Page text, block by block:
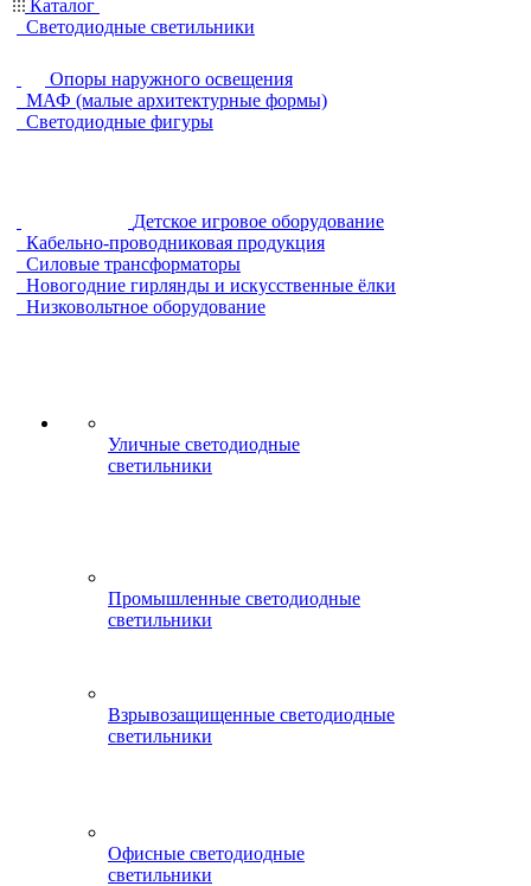
Каталог
Светодиодные светильники
Опоры наружного освещения
МАФ (малые архитектурные формы)
Светодиодные фигуры
Детское игровое оборудование
Кабельно-проводниковая продукция
Силовые трансформаторы
Новогодние гирлянды и искусственные ёлки
Низковольтное оборудование
Уличные светодиодные
светильники
Промышленные светодиодные
светильники
Взрывозащищенные светодиодные
светильники
Офисные светодиодные
светильники